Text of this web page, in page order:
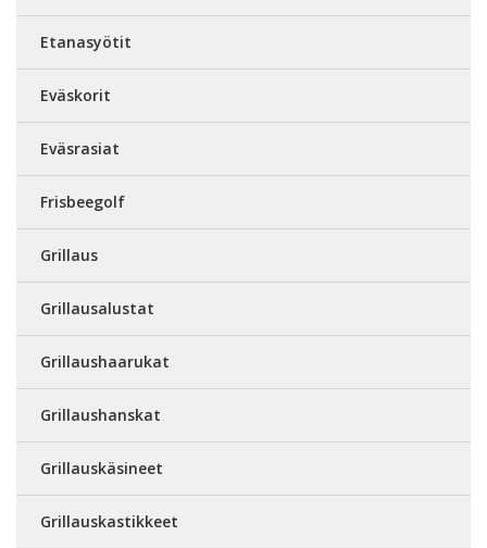
Etanasyötit
Eväskorit
Eväsrasiat
Frisbeegolf
Grillaus
Grillausalustat
Grillaushaarukat
Grillaushanskat
Grillauskäsineet
Grillauskastikkeet